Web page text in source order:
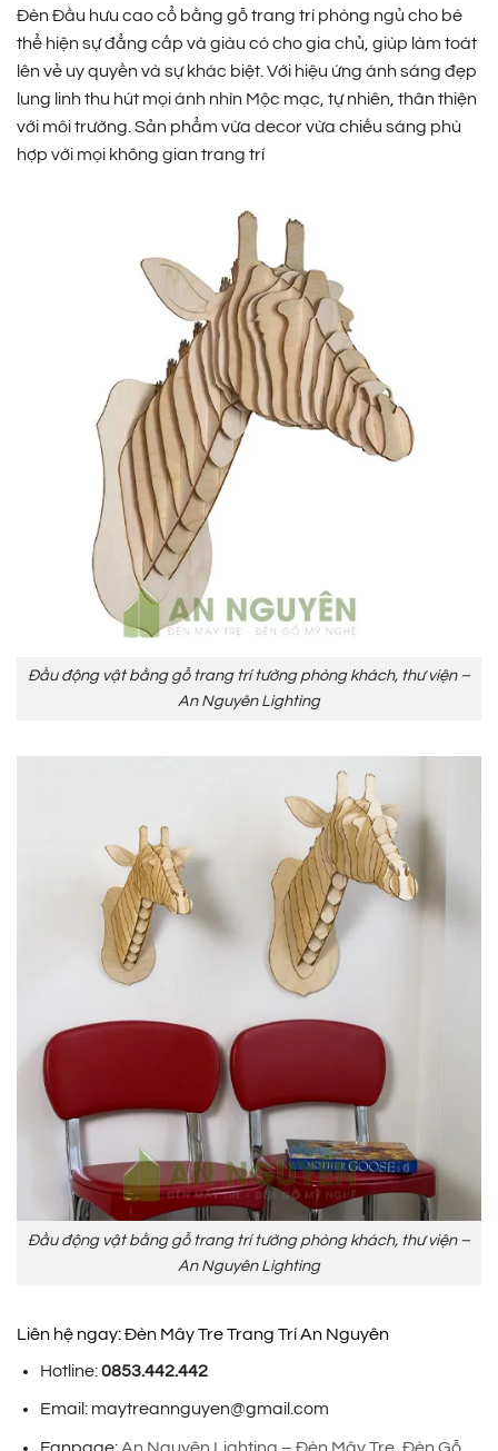
Đèn Đầu hưu cao cổ bằng gỗ trang trí phòng ngủ cho bé
thể hiện sự đẳng cấp và giàu có cho gia chủ, giúp làm toát
lên vẻ uy quyền và sự khác biệt. Với hiệu ứng ánh sáng đẹp
lung linh thu hút mọi ánh nhìn Mộc mạc, tự nhiên, thân thiện
với môi trường. Sản phẩm vừa decor vừa chiếu sáng phù
hợp với mọi không gian trang trí
Đầu động vật bằng gỗ trang trí tường phòng khách, thư viện –
An Nguyên Lighting
Đầu động vật bằng gỗ trang trí tường phòng khách, thư viện –
An Nguyên Lighting
Liên hệ ngay: Đèn Mây Tre Trang Trí An Nguyên
Hotline:0853.442.442
Email: maytreannguyen@gmail.com